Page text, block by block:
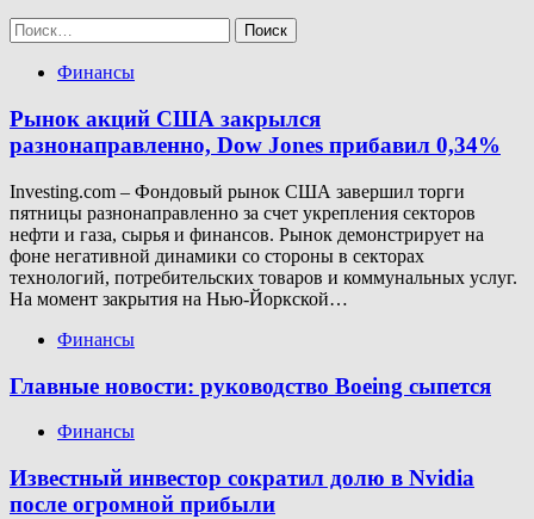
Найти:
Финансы
Рынок акций США закрылся
разнонаправленно, Dow Jones прибавил 0,34%
Investing.com – Фондовый рынок США завершил торги
пятницы разнонаправленно за счет укрепления секторов
нефти и газа, сырья и финансов. Рынок демонстрирует на
фоне негативной динамики со стороны в секторах
технологий, потребительских товаров и коммунальных услуг.
На момент закрытия на Нью-Йоркской…
Финансы
Главные новости: руководство Boeing сыпется
Финансы
Известный инвестор сократил долю в Nvidia
после огромной прибыли